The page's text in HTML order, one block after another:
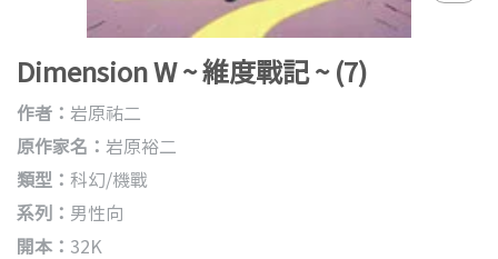
Dimension W ~ 維度戰記 ~ (7)
作者： 岩原祐二
原作家名： 岩原裕二
類型： 科幻/機戰
系列： 男性向
開本： 32K